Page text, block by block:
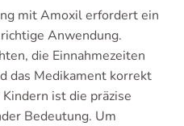
mit Amoxil erfordert ein
Anwendung.
die Einnahmezeiten
das Medikament korrekt
ist die präzise
Bedeutung. Um